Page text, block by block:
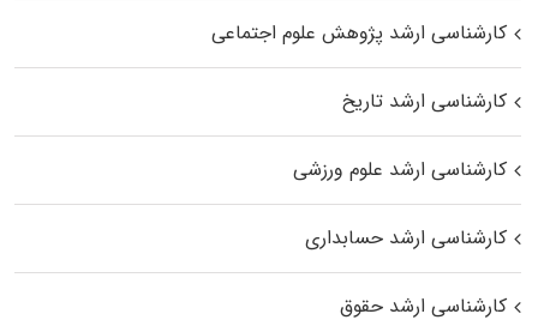
کارشناسی ارشد پژوهش علوم اجتماعی
کارشناسی ارشد تاریخ
کارشناسی ارشد علوم ورزشی
کارشناسی ارشد حسابداری
کارشناسی ارشد حقوق